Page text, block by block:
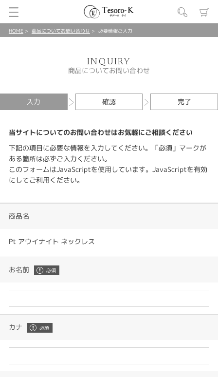
HOME 商品についてお問い合わせ 必要情報ご入力
INQUIRY
商品についてお問い合わせ
入力 確認 完了
当サイトについてのお問い合わせはお気軽にご相談ください
下記の項目に必要な情報を入力してください。「必須」マークが
ある箇所は必ずご入力ください。
このフォームはJavaScriptを使用しています。JavaScriptを有効
にしてご利用ください。
商品名
Pt アウイナイト ネックレス
お名前
カナ